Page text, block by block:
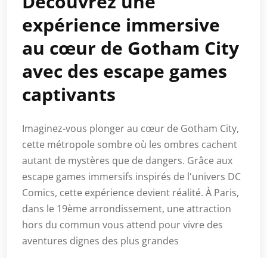
expérience immersive
au cœur de Gotham City
avec des escape games
captivants
Imaginez-vous plonger au cœur de Gotham City,
cette métropole sombre où les ombres cachent
autant de mystères que de dangers. Grâce aux
escape games immersifs inspirés de l'univers DC
Comics, cette expérience devient réalité. À Paris,
dans le 19ème arrondissement, une attraction
hors du commun vous attend pour vivre des
aventures dignes des plus grandes